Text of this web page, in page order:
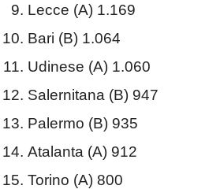
Lecce (A) 1.169
Bari (B) 1.064
Udinese (A) 1.060
Salernitana (B) 947
Palermo (B) 935
Atalanta (A) 912
Torino (A) 800